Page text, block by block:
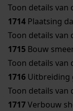
Toon details van
1714 Plaatsing
Toon details van
1715 Bouw
Toon details van
1716 Uitbreiding
Toon details van
1717Verbouw